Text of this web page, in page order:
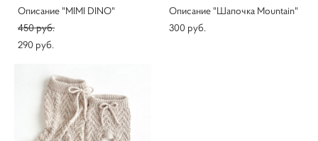
Описание "MIMI DINO"
450 pуб.
290 pуб.
Описание "Шапочка Mountain"
300 pуб.